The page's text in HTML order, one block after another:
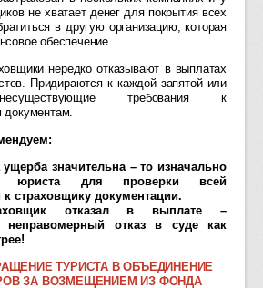
не хватает денег для покрытия всех
в другую организацию, которая
обеспечение.
нередко отказывают в выплатах
Придираются к каждой запятой или
требования к
значительна – то изначально
юриста для проверки всей
страховщику документации.
отказал в выплате –
неправомерный отказ в суде как
ТУРИСТА В ОБЪЕДИНЕНИЕ
ЗА ВОЗМЕЩЕНИЕМ ИЗ ФОНДА